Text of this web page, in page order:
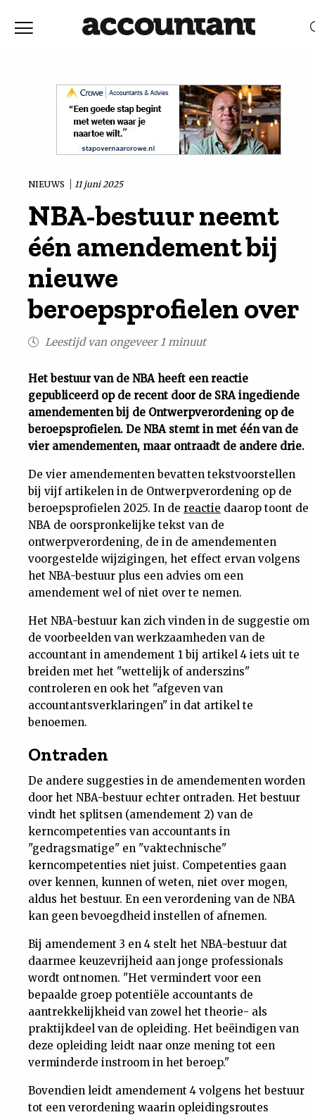
Vaktechniek
Achtergrond
Uit
Feiten
Cijfers
Tuchtrecht
Magazine
Podcast
Nieuwsbrief
Contact
NIEUWS 11 juni 2025
NBA-bestuur neemt
één amendement bij
nieuwe
beroepsprofielen over
Leestijd van ongeveer 1 minuut
Het bestuur van de NBA heeft een reactie
gepubliceerd op de recent door de SRA ingediende
amendementen bij de Ontwerpverordening op de
beroepsprofielen. De NBA stemt in met één van de
vier amendementen, maar ontraadt de andere drie.
De vier amendementen bevatten tekstvoorstellen
bij vijf artikelen in de Ontwerpverordening op de
beroepsprofielen 2025. In de reactie daarop toont de
NBA de oorspronkelijke tekst van de
ontwerpverordening, de in de amendementen
voorgestelde wijzigingen, het effect ervan volgens
het NBA-bestuur plus een advies om een
amendement wel of niet over te nemen.
Het NBA-bestuur kan zich vinden in de suggestie om
de voorbeelden van werkzaamheden van de
accountant in amendement 1 bij artikel 4 iets uit te
breiden met het "wettelijk of anderszins"
controleren en ook het "afgeven van
accountantsverklaringen" in dat artikel te
benoemen.
Ontraden
De andere suggesties in de amendementen worden
door het NBA-bestuur echter ontraden. Het bestuur
vindt het splitsen (amendement 2) van de
kerncompetenties van accountants in
"gedragsmatige" en "vaktechnische"
kerncompetenties niet juist. Competenties gaan
over kennen, kunnen of weten, niet over mogen,
aldus het bestuur. En een verordening van de NBA
kan geen bevoegdheid instellen of afnemen.
Bij amendement 3 en 4 stelt het NBA-bestuur dat
daarmee keuzevrijheid aan jonge professionals
wordt ontnomen. "Het vermindert voor een
bepaalde groep potentiële accountants de
aantrekkelijkheid van zowel het theorie- als
praktijkdeel van de opleiding. Het beëindigen van
deze opleiding leidt naar onze mening tot een
verminderde instroom in het beroep."
Bovendien leidt amendement 4 volgens het bestuur
tot een verordening waarin opleidingsroutes
RELEVANTIEDATUM